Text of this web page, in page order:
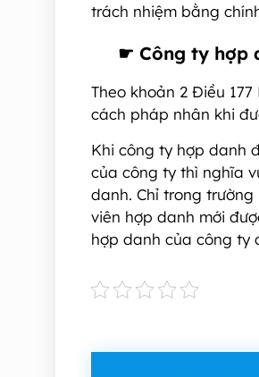
trách nhiệm bằng
☛ Công ty hợp
Theo khoản 2 Điều
cách pháp nhân khi
Khi công ty hợp danh
của công ty thì nghĩa
danh. Chỉ trong
viên hợp danh mới
hợp danh của công ty